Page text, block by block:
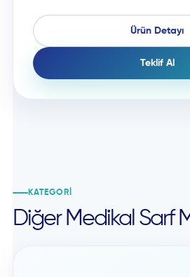
Ürün Detayı
Teklif Al
KATEGORI
Diğer Medikal Sarf